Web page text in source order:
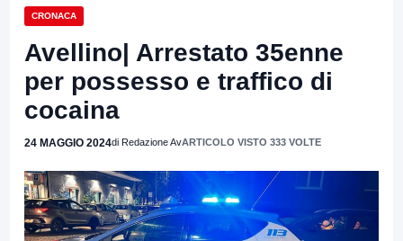
CRONACA
Avellino| Arrestato 35enne
per possesso e traffico di
cocaina
24 MAGGIO 2024di Redazione AvARTICOLO VISTO 333 VOLTE